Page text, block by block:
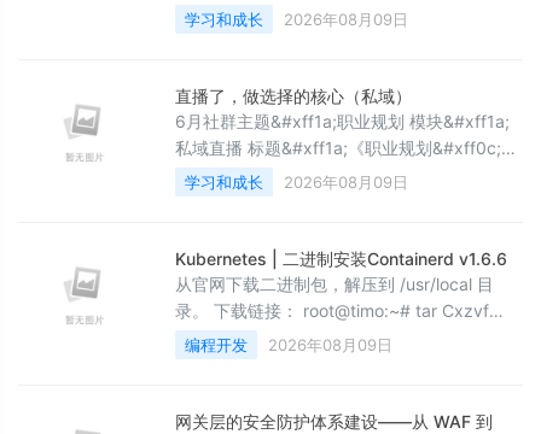
的生产事故 2. 核心区别一览表 3. 执行流程对
比图 4. 详细原理解析 4.1 &#96;#
&#96;${}&#96;&#xff1a;纯文本替换 5. 代码示
例对比 5.1 Mappe
学习和成长 2026年08月09日
直播了，做选择的核心（私域）
6月社群主题&#xff1a;职业规划 模块&#xff1a;
私域直播 标题&#xff1a;《职业规划&#xff0c;我
们究竟如何做选择&#xff1f;》 时间
&#xff1a;6.28 20:00 直播讲些什么内容
的路&#xff0c;到底有没有前途&#xff1f; - 职场
之路&#xff0c;到底能不能复制
学习和成长 2026年08月09日
Kubernetes | 二进制安装Containerd v1.6.6
从官网下载二进制包，解压到 /usr/local 目
录。 下载链接： root@timo:~# tar Cxzvf
/usr/local containerd-1.6.6-linux-amd64.t
编程开发 2026年08月09日
网关层的安全防护体系建设——从 WAF 到